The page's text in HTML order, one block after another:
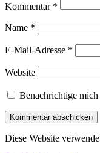
Kommentar *
Name *
E-Mail-Adresse *
Website
Benachrichtige
Diese Website